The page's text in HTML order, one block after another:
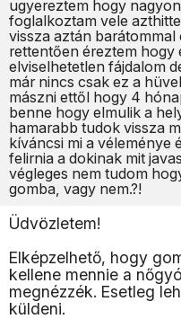
ugyereztem hogy
foglalkoztam vele
vissza aztán
rettentően éreztem hogy
elviselhetetlen fájdalom
már nincs csak ez a
mászni ettől hogy 4
benne hogy elmulik a
hamarabb tudok vissza
kíváncsi mi a véleménye
felirnia a dokinak mit
végleges nem tudom
gomba, vagy nem.?!
Üdvözletem!
Elképzelhető, hogy
kellene mennie a
megnézzék. Esetleg
küldeni.